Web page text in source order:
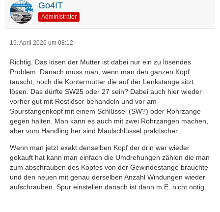
Go4IT
Administrator
19. April 2026 um 08:12
Richtig. Das lösen der Mutter ist dabei nur ein zu lösendes
Problem. Danach muss man, wenn man den ganzen Kopf
tauscht, noch die Kontermutter die auf der Lenkstange sitzt
lösen. Das dürfte SW25 oder 27 sein? Dabei auch hier wieder
vorher gut mit Rostlöser behandeln und vor am
Spurstangenkopf mit einem Schlüssel (SW?) oder Rohrzange
gegen halten. Man kann es auch mit zwei Rohrzangen machen,
aber vom Handling her sind Maulschlüssel praktischer.
Wenn man jetzt exakt denselben Kopf der drin war wieder
gekauft hat kann man einfach die Umdrehungen zählen die man
zum abschrauben des Kopfes von der Gewindestange brauchte
und den neuen mit genau derselben Anzahl Windungen wieder
aufschrauben. Spur einstellen danach ist dann m.E. nicht nötig.